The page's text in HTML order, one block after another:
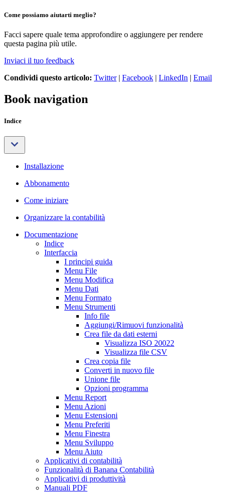
Come possiamo aiutarti meglio?
Facci sapere quale tema approfondire o aggiungere per rendere
questa pagina più utile.
Inviaci il tuo feedback
Condividi questo articolo: Twitter| Facebook | LinkedIn | Email
Book navigation
Indice
Installazione
Abbonamento
Come iniziare
Organizzare la contabilità
Documentazione
Indice
Interfaccia
I principi guida
Menu File
Menu Modifica
Menu Dati
Menu Formato
Menu Strumenti
Info file
Aggiungi/Rimuovi funzionalità
Crea file da dati esterni
Visualizza ISO 20022
Visualizza file CSV
Crea copia file
Converti in nuovo file
Unione file
Opzioni programma
Menu Report
Menu Azioni
Menu Estensioni
Menu Preferiti
Menu Finestra
Menu Sviluppo
Menu Aiuto
Applicativi di contabilità
Funzionalità di Banana Contabilità
Applicativi di produttività
Manuali PDF